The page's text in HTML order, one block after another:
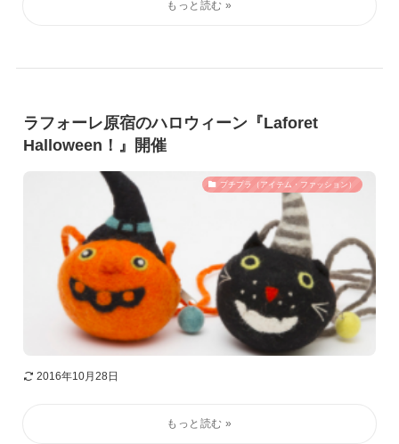
ラフォーレ原宿のハロウィーン『Laforet
Halloween！』開催
プチプラ（アイテム・ファッション）
2016年10月28日